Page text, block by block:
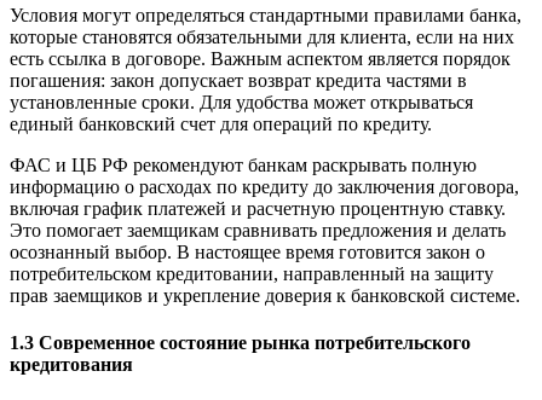
Условия могут определяться стандартными правилами банка,
которые становятся обязательными для клиента, если на них
есть ссылка в договоре. Важным аспектом является порядок
погашения: закон допускает возврат кредита частями в
установленные сроки. Для удобства может открываться
единый банковский счет для операций по кредиту.
ФАС и ЦБ РФ рекомендуют банкам раскрывать полную
информацию о расходах по кредиту до заключения договора,
включая график платежей и расчетную процентную ставку.
Это помогает заемщикам сравнивать предложения и делать
осознанный выбор. В настоящее время готовится закон о
потребительском кредитовании, направленный на защиту
прав заемщиков и укрепление доверия к банковской системе.
1.3 Современное состояние рынка потребительского
кредитования